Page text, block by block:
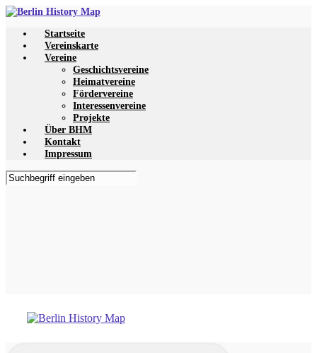
Zum
springenStartseite
Vereinskarte
Vereine
Geschichtsvereine
Heimatvereine
Fördervereine
Interessenvereine
Projekte
Über BHM
Kontakt
Impressum